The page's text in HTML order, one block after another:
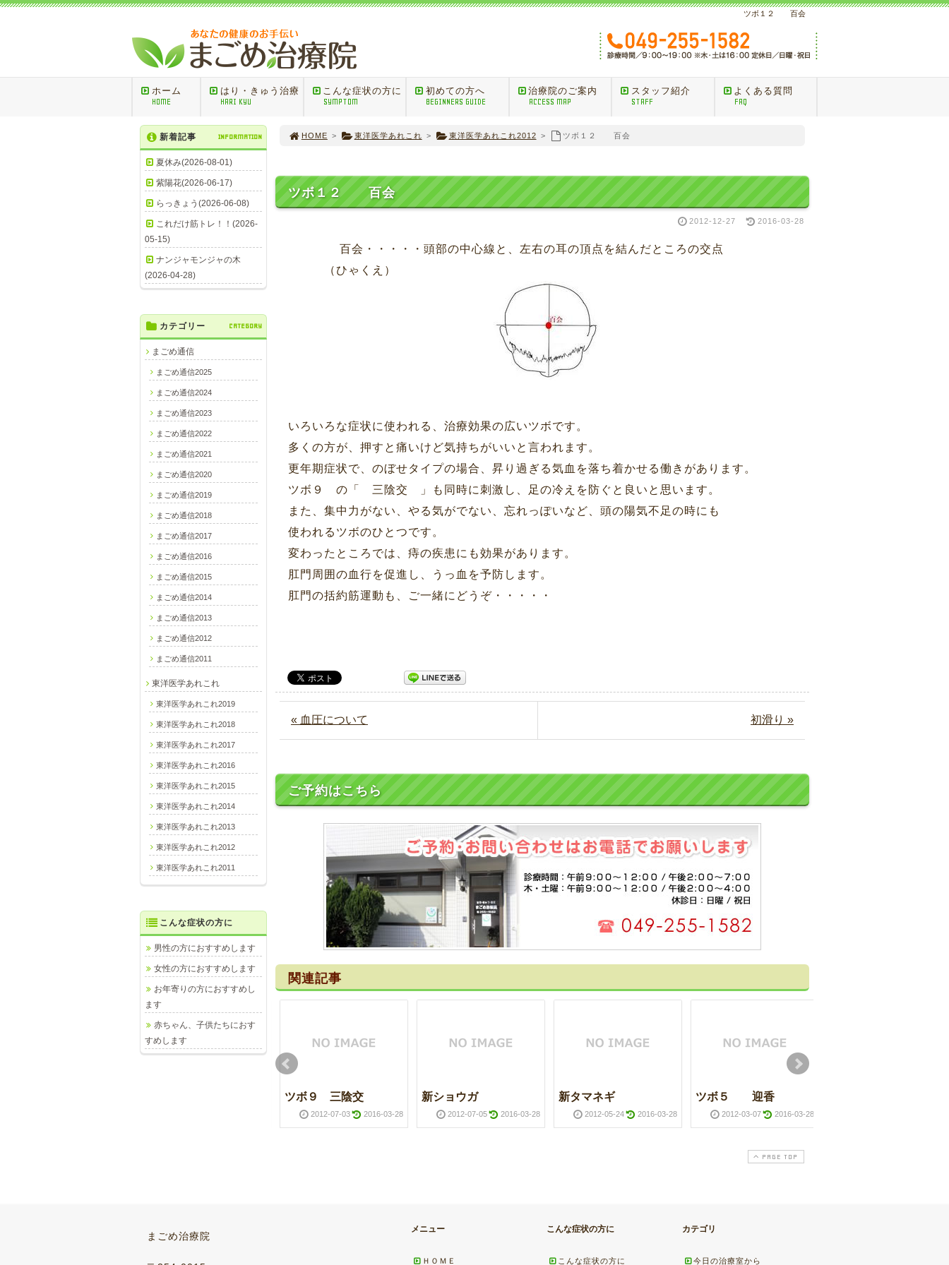
ツボ１２ 百会
ホーム
HOME
はり・きゅう治療
HARI KYU
こんな症状の方に
SYMPTOM
初めての方へ
BEGINNERS GUIDE
治療院のご案内
ACCESS MAP
スタッフ紹介
STAFF
よくある質問
FAQ
HOME > 東洋医学あれこれ > 東洋医学あれこれ2012 > ツボ１２ 百会
ツボ１２ 百会
2012-12-27 2016-03-28
百会・・・・・頭部の中心線と、左右の耳の頂点を結んだところの交点
（ひゃくえ）
いろいろな症状に使われる、治療効果の広いツボです。
多くの方が、押すと痛いけど気持ちがいいと言われます。
更年期症状で、のぼせタイプの場合、昇り過ぎる気血を落ち着かせる働きがあります。
ツボ９ の「 三陰交 」も同時に刺激し、足の冷えを防ぐと良いと思います。
また、集中力がない、やる気がでない、忘れっぽいなど、頭の陽気不足の時にも
使われるツボのひとつです。
変わったところでは、痔の疾患にも効果があります。
肛門周囲の血行を促進し、うっ血を予防します。
肛門の括約筋運動も、ご一緒にどうぞ・・・・・
« 血圧について 初滑り »
ご予約はこちら
関連記事
ツボ９ 三陰交
2012-07-03 2016-03-28
新ショウガ
2012-07-05 2016-03-28
新タマネギ
2012-05-24 2016-03-28
ツボ５ 迎香
2012-03-07 2016-03-28
2012-08-03
PAGE TOP
新着記事 INFORMATION
夏休み(2026-08-01)
紫陽花(2026-06-17)
らっきょう(2026-06-08)
これだけ筋トレ！！(2026-
05-15)
ナンジャモンジャの木
(2026-04-28)
カテゴリー CATEGORY
まごめ通信
まごめ通信2025
まごめ通信2024
まごめ通信2023
まごめ通信2022
まごめ通信2021
まごめ通信2020
まごめ通信2019
まごめ通信2018
まごめ通信2017
まごめ通信2016
まごめ通信2015
まごめ通信2014
まごめ通信2013
まごめ通信2012
まごめ通信2011
東洋医学あれこれ
東洋医学あれこれ2019
東洋医学あれこれ2018
東洋医学あれこれ2017
東洋医学あれこれ2016
東洋医学あれこれ2015
東洋医学あれこれ2014
東洋医学あれこれ2013
東洋医学あれこれ2012
東洋医学あれこれ2011
こんな症状の方に
男性の方におすすめします
女性の方におすすめします
お年寄りの方におすすめし
ます
赤ちゃん、子供たちにおす
すめします
まごめ治療院
メニュー
ＨＯＭＥ
こんな症状の方に
こんな症状の方に
カテゴリ
今日の治療室から